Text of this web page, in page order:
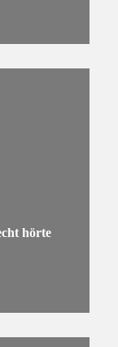
hörte